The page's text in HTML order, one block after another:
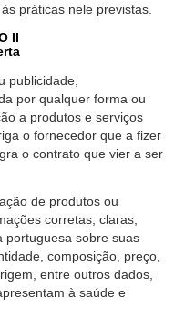
práticas nele previstas.
II
publicidade,
por qualquer forma ou
a produtos e serviços
o fornecedor que a fizer
o contrato que vier a ser
de produtos ou
corretas, claras,
portuguesa sobre suas
composição, preço,
entre outros dados,
à saúde e